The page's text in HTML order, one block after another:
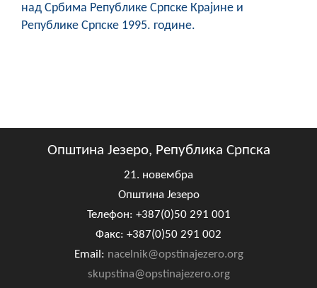
над Србима Републике Српске Крајине и
Републике Српске 1995. године.
Општина Језеро, Република Српска
21. новембра
Општина Језеро
Телефон: +387(0)50 291 001
Факс: +387(0)50 291 002
Email: nacelnik@opstinajezero.org
skupstina@opstinajezero.org